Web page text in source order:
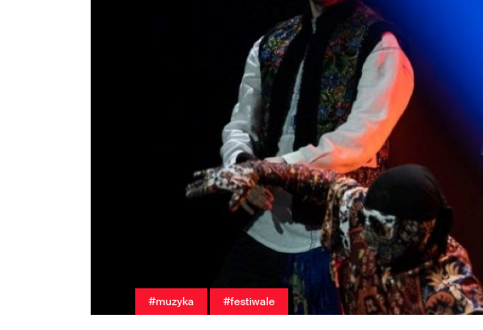
#muzyka #festiwale